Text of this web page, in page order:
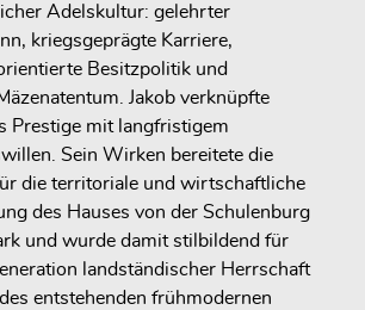
Adelskultur: gelehrter
kriegsgeprägte Karriere,
Besitzpolitik und
Jakob verknüpfte
Prestige mit langfristigem
Sein Wirken bereitete die
die territoriale und wirtschaftliche
des Hauses von der Schulenburg
und wurde damit stilbildend für
landständischer Herrschaft
entstehenden frühmodernen